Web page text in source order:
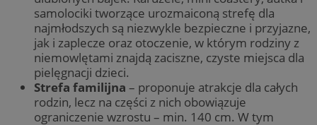
samolociki tworzące urozmaiconą strefę dla
najmłodszych są niezwykle bezpieczne i przyjazne,
jak i zaplecze oraz otoczenie, w którym rodziny z
niemowlętami znajdą zaciszne, czyste miejsca dla
pielęgnacji dzieci.
Strefa familijna – proponuje atrakcje dla całych
rodzin, lecz na części z nich obowiązuje
ograniczenie wzrostu – min. 140 cm. W tym